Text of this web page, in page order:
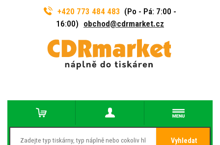
+420 773 484 483 (Po - Pá: 7:00 -
16:00) obchod@cdrmarket.cz
Vyhledat